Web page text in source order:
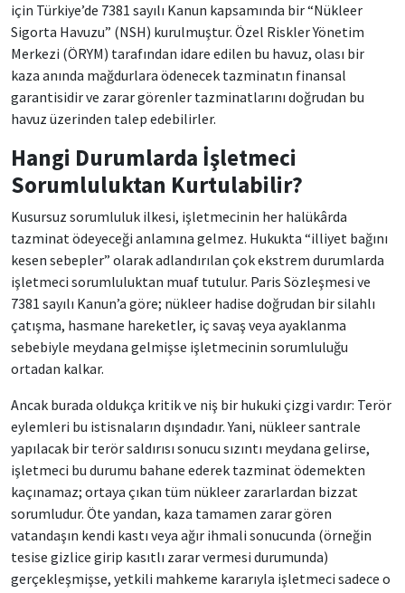
için Türkiye’de 7381 sayılı Kanun kapsamında bir “Nükleer
Sigorta Havuzu” (NSH) kurulmuştur. Özel Riskler Yönetim
Merkezi (ÖRYM) tarafından idare edilen bu havuz, olası bir
kaza anında mağdurlara ödenecek tazminatın finansal
garantisidir ve zarar görenler tazminatlarını doğrudan bu
havuz üzerinden talep edebilirler.
Hangi Durumlarda İşletmeci
Sorumluluktan Kurtulabilir?
Kusursuz sorumluluk ilkesi, işletmecinin her halükârda
tazminat ödeyeceği anlamına gelmez. Hukukta “illiyet bağını
kesen sebepler” olarak adlandırılan çok ekstrem durumlarda
işletmeci sorumluluktan muaf tutulur. Paris Sözleşmesi ve
7381 sayılı Kanun’a göre; nükleer hadise doğrudan bir silahlı
çatışma, hasmane hareketler, iç savaş veya ayaklanma
sebebiyle meydana gelmişse işletmecinin sorumluluğu
ortadan kalkar.
Ancak burada oldukça kritik ve niş bir hukuki çizgi vardır: Terör
eylemleri bu istisnaların dışındadır. Yani, nükleer santrale
yapılacak bir terör saldırısı sonucu sızıntı meydana gelirse,
işletmeci bu durumu bahane ederek tazminat ödemekten
kaçınamaz; ortaya çıkan tüm nükleer zararlardan bizzat
sorumludur. Öte yandan, kaza tamamen zarar gören
vatandaşın kendi kastı veya ağır ihmali sonucunda (örneğin
tesise gizlice girip kasıtlı zarar vermesi durumunda)
gerçekleşmişse, yetkili mahkeme kararıyla işletmeci sadece o